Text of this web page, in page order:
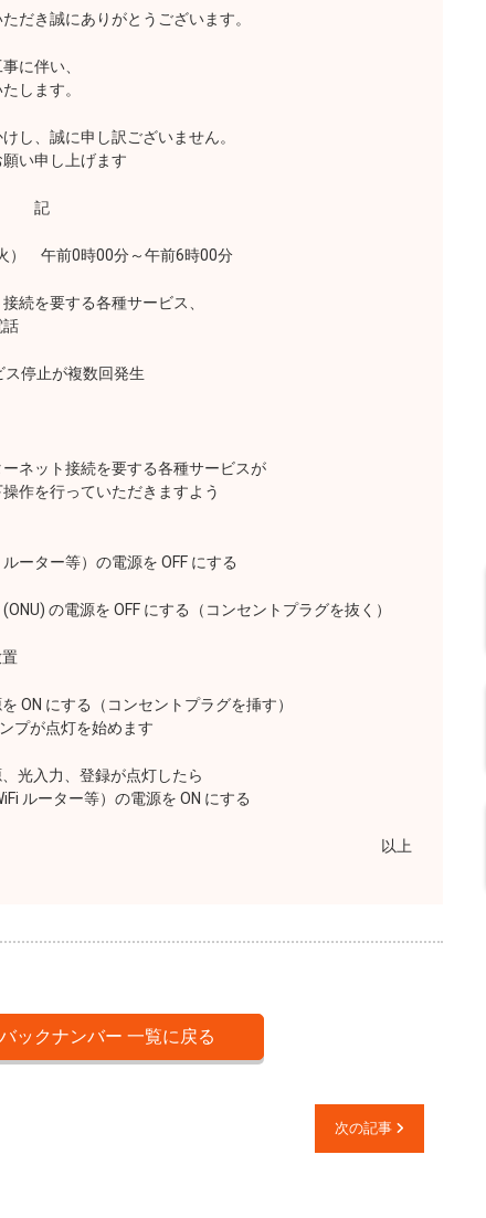
だき誠にありがとうございます。
に伴い、
します。
し、誠に申し訳ございません。
い申し上げます
前0時00分～午前6時00分
要する各種サービス、
止が複数回発生
ット接続を要する各種サービスが
を行っていただきますよう
ター等）の電源を OFF にする
の電源を OFF にする（コンセントプラグを抜く）
にする（コンセントプラグを挿す）
が点灯を始めます
入力、登録が点灯したら
ター等）の電源を ON にする
以上
ックナンバー 一覧に戻る
次の記事